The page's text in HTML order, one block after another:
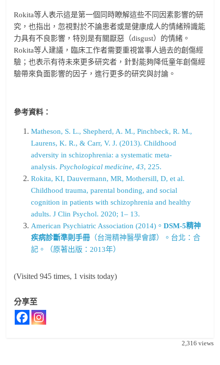
Rokita等人表示這是第一個同時瞭解這些不同因素影響的研
究，也指出，忽視對於不論患者或是健康成人的情緒辨識能
力具有不良影響，特別是有關厭惡（disgust）的情緒。
Rokita等人建議，臨床工作者需要重視當事人過去的創傷經
驗；也表示有待未來更多研究者，針對能夠降低童年創傷經
驗帶來負面影響的因子，進行更多的研究與討論。
參考資料：
Matheson, S. L., Shepherd, A. M., Pinchbeck, R. M.,
Laurens, K. R., & Carr, V. J. (2013). Childhood
adversity in schizophrenia: a systematic meta-
analysis. Psychological medicine,43, 225.
Rokita, KI, Dauvermann, MR, Mothersill, D, et al.
Childhood trauma, parental bonding, and social
cognition in patients with schizophrenia and healthy
adults. J Clin Psychol. 2020; 1– 13.
American Psychiatric Association (2014)。DSM-5精神
疾病診斷準則手冊 （台灣精神醫學會譯）。台北：合
記。（原著出版：2013年）
(Visited 945 times, 1 visits today)
分享至
2,316 views